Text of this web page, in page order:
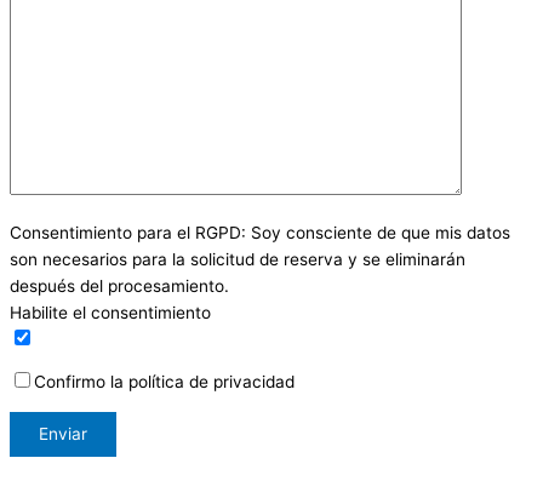
Consentimiento para el RGPD: Soy consciente de que mis datos
son necesarios para la solicitud de reserva y se eliminarán
después del procesamiento.
Habilite el consentimiento
Confirmo la política de privacidad